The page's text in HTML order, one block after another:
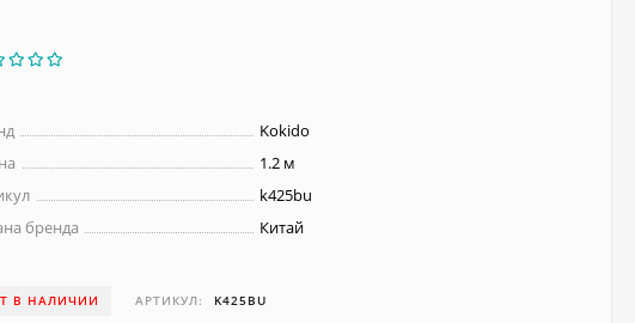
Kokido
1.2 м
k425bu
бренда
Китай
В НАЛИЧИИ АРТИКУЛ: K425BU